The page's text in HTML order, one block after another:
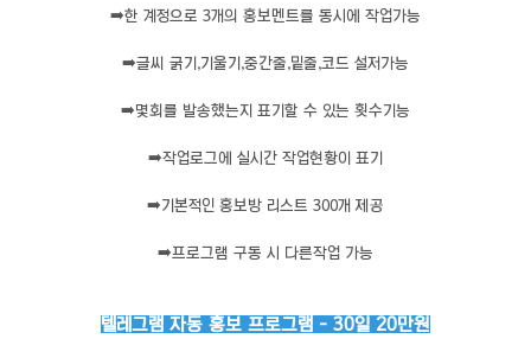
➡️한 계정으로 3개의 홍보멘트를 동시에 작업가능
➡️글씨 굵기,기울기,중간줄,밑줄,코드 설저가능
➡️몇회를 발송했는지 표기할 수 있는 횟수기능
➡️작업로그에 실시간 작업현황이 표기
➡️기본적인 홍보방 리스트 300개 제공
➡️프로그램 구동 시 다른작업 가능
텔레그램 자동 홍보 프로그램 - 30일 20만원